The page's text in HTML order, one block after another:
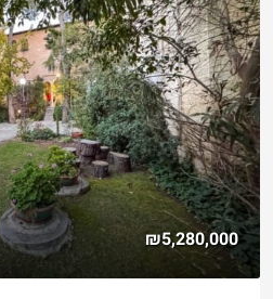
₪5,280,000